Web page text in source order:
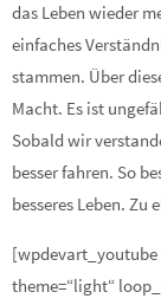
das Leben wieder
einfaches
stammen. Über
Macht. Es ist
Sobald wir
besser fahren. So
besseres Leben. Zu
[wpdevart_youtube
theme=“light“